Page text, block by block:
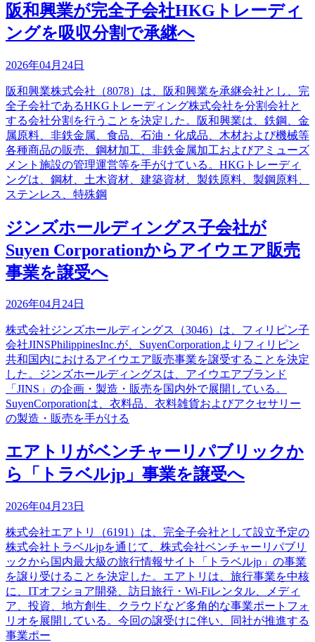
阪和興業が完全子会社HKGトレーディ
ングを吸収分割で承継へ
2026年04月24日
阪和興業株式会社（8078）は、阪和興業を承継会社とし、完
全子会社であるHKGトレーディング株式会社を分割会社と
する会社分割を行うことを決定した。阪和興業は、鉄鋼、金
属原料、非鉄金属、食品、石油・化成品、木材および機械等
各種商品の販売、鋼材加工、非鉄金属加工およびアミューズ
メント施設の管理運営等を手がけている。HKGトレーディ
ングは、鋼材、土木資材、建築資材、製鉄原料、製鋼原料、
ステンレス、特殊鋼
ジンズホールディングス子会社が
Suyen Corporationからアイウエア販売
事業を譲受へ
2026年04月24日
株式会社ジンズホールディングス（3046）は、フィリピン子
会社JINSPhilippinesInc.が、SuyenCorporationよりフィリピン
共和国内におけるアイウエア販売事業を譲受することを決定
した。ジンズホールディングスは、アイウエアブランド
「JINS」の企画・製造・販売を国内外で展開している。
SuyenCorporationは、衣料品、衣料雑貨およびアクセサリー
の製造・販売を手がける
エアトリがベンチャーリパブリックか
ら「トラベルjp」事業を譲受へ
2026年04月23日
株式会社エアトリ（6191）は、完全子会社として設立予定の
株式会社トラベルjpを通じて、株式会社ベンチャーリパブリ
ックから国内最大級の旅行情報サイト「トラベルjp」の事業
を譲り受けることを決定した。エアトリは、旅行事業を中核
に、ITオフショア開発、訪日旅行・Wi-Fiレンタル、メディ
ア、投資、地方創生、クラウドなど多角的な事業ポートフォ
リオを展開している。今回の譲受けに伴い、同社が推進する
事業ポー